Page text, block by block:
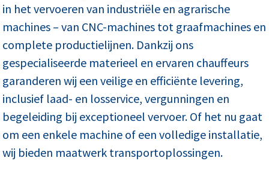
in het vervoeren van industriële en agrarische
machines – van CNC-machines tot graafmachines en
complete productielijnen. Dankzij ons
gespecialiseerde materieel en ervaren chauffeurs
garanderen wij een veilige en efficiënte levering,
inclusief laad- en losservice, vergunningen en
begeleiding bij exceptioneel vervoer. Of het nu gaat
om een enkele machine of een volledige installatie,
wij bieden maatwerk transportoplossingen.